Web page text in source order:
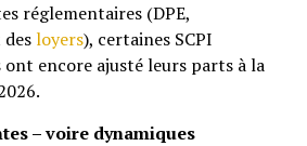
réglementaires (DPE,
loyers), certaines SCPI
encore ajusté leurs parts à la
– voire dynamiques